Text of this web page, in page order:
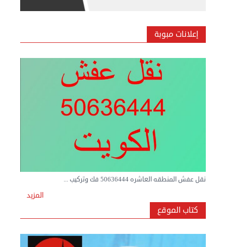
إعلانات مبوبة
نقل عفش المنطقه العاشره 50636444 فك وتركيب ...
المزيد
كتاب الموقع